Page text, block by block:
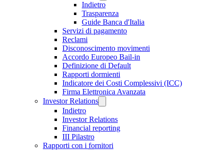
Indietro
Trasparenza
Guide Banca d'Italia
Servizi di pagamento
Reclami
Disconoscimento movimenti
Accordo Europeo Bail-in
Definizione di Default
Rapporti dormienti
Indicatore dei Costi Complessivi (ICC)
Firma Elettronica Avanzata
Investor Relations
Indietro
Investor Relations
Financial reporting
III Pilastro
Rapporti con i fornitori